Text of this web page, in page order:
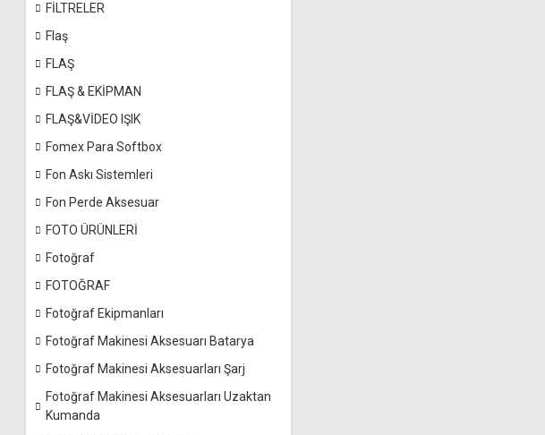
FİLTRELER
Flaş
FLAŞ
FLAŞ & EKİPMAN
FLAŞ&VİDEO IŞIK
Fomex Para Softbox
Fon Askı Sistemleri
Fon Perde Aksesuar
FOTO ÜRÜNLERİ
Fotoğraf
FOTOĞRAF
Fotoğraf Ekipmanları
Fotoğraf Makinesi Aksesuarı Batarya
Fotoğraf Makinesi Aksesuarları Şarj
Fotoğraf Makinesi Aksesuarları Uzaktan
Kumanda